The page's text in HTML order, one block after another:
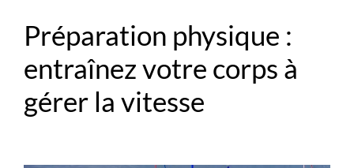
Préparation physique :
entraînez votre corps à
gérer la vitesse